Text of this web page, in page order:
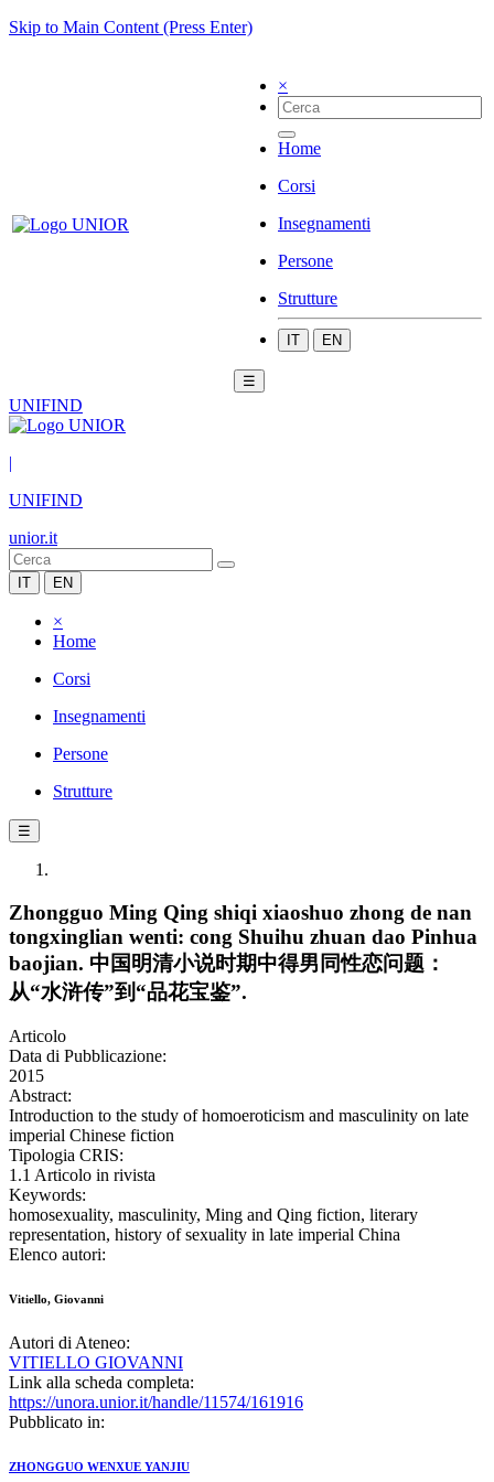
Skip to Main Content (Press Enter)
×
Home
Corsi
Insegnamenti
Persone
Strutture
IT EN
☰
UNIFIND
|
UNIFIND
unior.it
IT EN
×
Home
Corsi
Insegnamenti
Persone
Strutture
☰
Zhongguo Ming Qing shiqi xiaoshuo zhong de nan
tongxinglian wenti: cong Shuihu zhuan dao Pinhua
baojian. 中国明清小说时期中得男同性恋问题：
从“水浒传”到“品花宝鉴”.
Articolo
Data di Pubblicazione:
2015
Abstract:
Introduction to the study of homoeroticism and masculinity on late
imperial Chinese fiction
Tipologia CRIS:
1.1 Articolo in rivista
Keywords:
homosexuality, masculinity, Ming and Qing fiction, literary
representation, history of sexuality in late imperial China
Elenco autori:
Vitiello, Giovanni
Autori di Ateneo:
VITIELLO GIOVANNI
Link alla scheda completa:
https://unora.unior.it/handle/11574/161916
Pubblicato in:
ZHONGGUO WENXUE YANJIU